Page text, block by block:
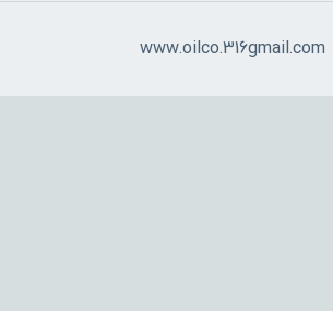
www.oilco.316gmail.com